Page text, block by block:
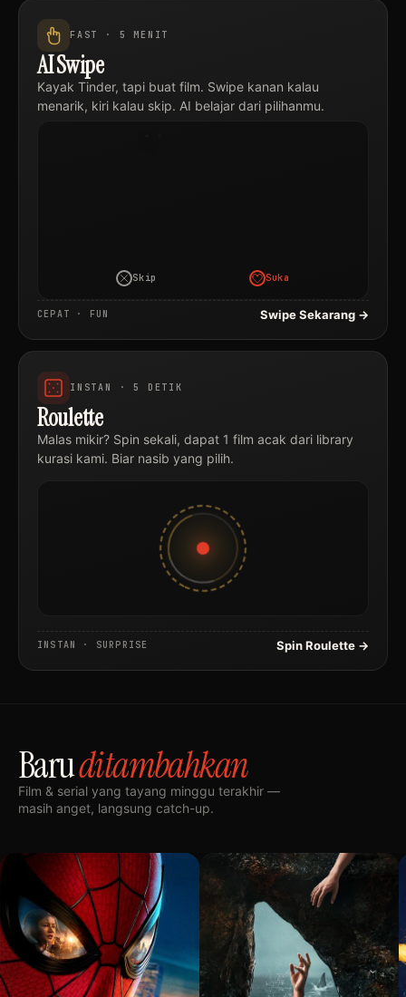
FAST · 5 MENIT
AI Swipe
Kayak Tinder, tapi buat film. Swipe kanan kalau
menarik, kiri kalau skip. AI belajar dari pilihanmu.
Judul
Film
Drakor
·
Skip Suka
CEPAT · FUN Swipe Sekarang →
INSTAN · 5 DETIK
Roulette
Malas mikir? Spin sekali, dapat 1 film acak dari library
kurasi kami. Biar nasib yang pilih.
INSTAN · SURPRISE Spin Roulette →
Baruditambahkan
Film & serial yang tayang minggu terakhir —
masih anget, langsung catch-up.